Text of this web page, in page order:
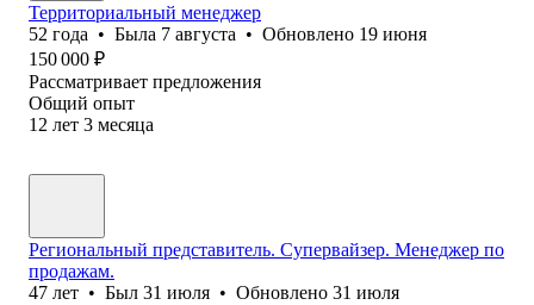
Территориальный менеджер
52 года • Была 7 августа • Обновлено 19 июня
150 000 ₽
Рассматривает предложения
Общий опыт
12 лет 3 месяца
Региональный представитель. Супервайзер. Менеджер по
продажам.
47 лет • Был 31 июля • Обновлено 31 июля